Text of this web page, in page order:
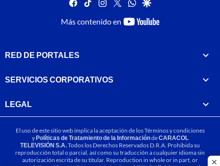
Más contenido en
youtube-
RED DE PORTALES
SERVICIOS CORPORATIVOS
LEGAL
El uso de este sitio web implica la aceptación de losTérminos y condiciones
yPolíticas de Tratamiento de la InformacióndeCARACOL
TELEVISIÓN S.A.Todos los Derechos Reservados D.R.A. Prohibida su
reproducción total o parcial, así como su traducción a cualquier idioma sin
autorización escrita de su titular. Reproduction in whole or in part, or